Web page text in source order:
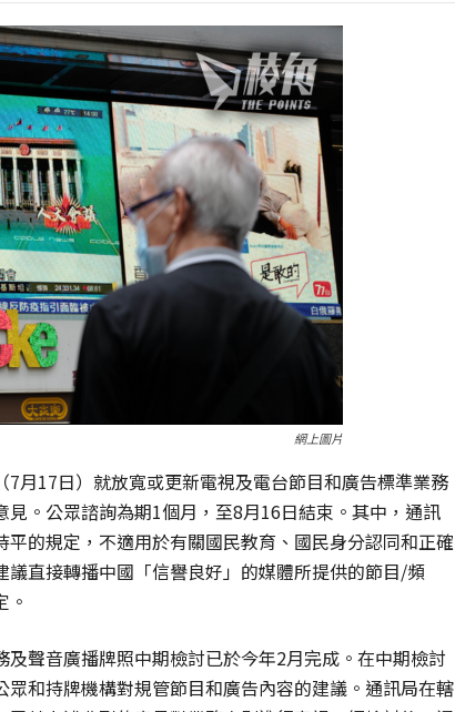
網上圖片
月17日）就放寬或更新電視及電台節目和廣告標準業務
。公眾諮詢為期1個月，至8月16日結束。其中，通訊
的規定，不適用於有關國民教育、國民身分認同和正確
直接轉播中國「信譽良好」的媒體所提供的節目/頻
。
聲音廣播牌照中期檢討已於今年2月完成。在中期檢討
和持牌機構對規管節目和廣告內容的建議。通訊局在轄